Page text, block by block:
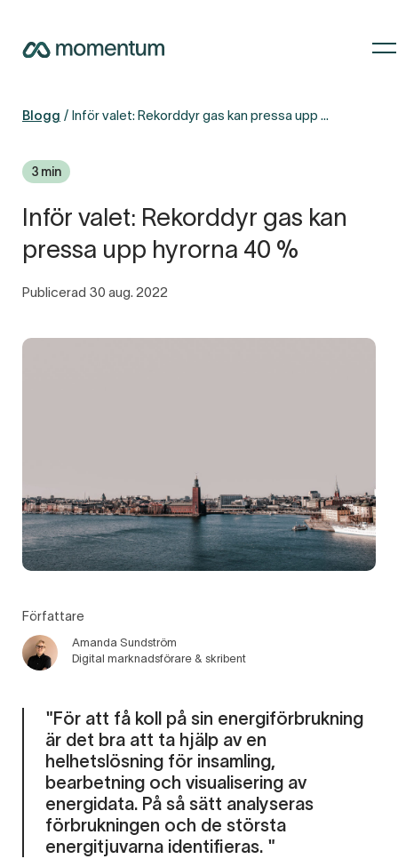
Blogg Inför valet: Rekorddyr gas kan pressa upp hyrorna 40 %
3 min
Inför valet: Rekorddyr gas kan
pressa upp hyrorna 40 %
Publicerad 30 aug. 2022
Författare
Amanda Sundström
Digital marknadsförare & skribent
"För att få koll på sin energiförbrukning
är det bra att ta hjälp av en
helhetslösning för insamling,
bearbetning och visualisering av
energidata. På så sätt analyseras
förbrukningen och de största
energitjuvarna identifieras. "